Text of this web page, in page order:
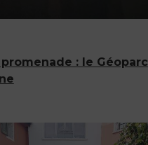
: le Géoparc